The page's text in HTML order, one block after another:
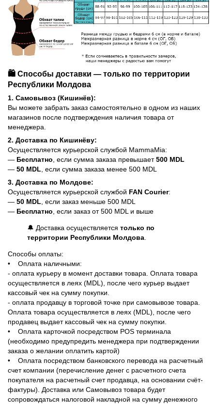
🛍️ Способы доставки — только по территории
Республики Молдова
1. Самовывоз (Кишинёв):
Вы можете забрать заказ самостоятельно в одном из наших
магазинов после подтверждения наличия товара от
менеджера.
2. Доставка по Кишинёву:
Осуществляется курьерской службой MammaMia:
— Бесплатно , если сумма заказа превышает500 MDL
— 50 MDL , если сумма заказа менее 500 MDL
3. Доставка по Молдове:
Осуществляется курьерской службой FAN Courier:
— 50 MDL , если заказ меньше 500 MDL
— Бесплатно , если заказ от 500 MDL и выше
🔔 Доставка осуществляется только по
территории Республики Молдова
Способы оплаты:
• Оплата наличными:
- оплата курьеру в момент доставки товара. Оплата товара
осуществляется в леях (MDL), после чего курьер выдает
кассовый чек на сумму покупки.
- оплата продавцу в торговой точке при самовывозе товара.
Оплата товара осуществляется в леях (MDL), после чего
продавец выдает кассовый чек на сумму покупки.
• Оплата карточкой посредством POS терминала
(необходимо предупредить менеджера при подтверждении
заказа о желании оплатить картой)
• Оплата посредством банковского перевода на расчетный
счет компании (перечисление денег с расчетного счета
покупателя на расчетный счет продавца, на основании счёт-
фактуры). Доставка или Самовывоз товара будет
сопровождаться налоговой накладной на сумму денежного